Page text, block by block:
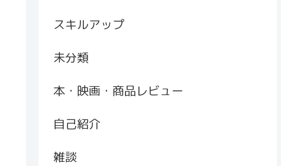
スキルアップ
未分類
本・映画・商品レビュー
自己紹介
雑談